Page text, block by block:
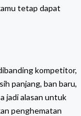
tetap dapat
kompetitor,
panjang, ban baru,
jadi alasan untuk
penghematan